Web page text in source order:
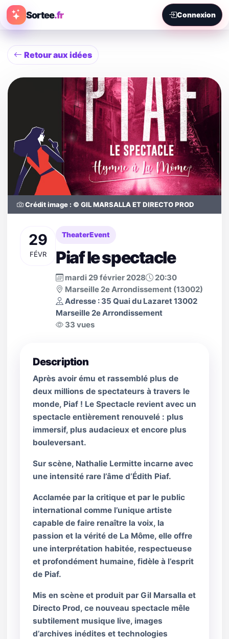
Sortee.fr Connexion
Retour aux idées
Crédit image : © GIL MARSALLA ET DIRECTO PROD
29
FÉVR
TheaterEvent
Piaf le spectacle
mardi 29 février 2028
20:30
Marseille 2e Arrondissement (13002)
Adresse : 35 Quai du Lazaret 13002
Marseille 2e Arrondissement
33 vues
Description
Après avoir ému et rassemblé plus de
deux millions de spectateurs à travers le
monde, Piaf ! Le Spectacle revient avec un
spectacle entièrement renouvelé : plus
immersif, plus audacieux et encore plus
bouleversant.
Sur scène, Nathalie Lermitte incarne avec
une intensité rare l’âme d’Édith Piaf.
Acclamée par la critique et par le public
international comme l’unique artiste
capable de faire renaître la voix, la
passion et la vérité de La Môme, elle offre
une interprétation habitée, respectueuse
et profondément humaine, fidèle à l’esprit
de Piaf.
Mis en scène et produit par Gil Marsalla et
Directo Prod, ce nouveau spectacle mêle
subtilement musique live, images
d’archives inédites et technologies